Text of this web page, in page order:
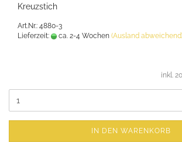
Kreuzstich
Art.Nr.: 4880-3
Lieferzeit:
ca. 2-4 Wochen (Ausland
inkl.
IN DEN WARENKORB